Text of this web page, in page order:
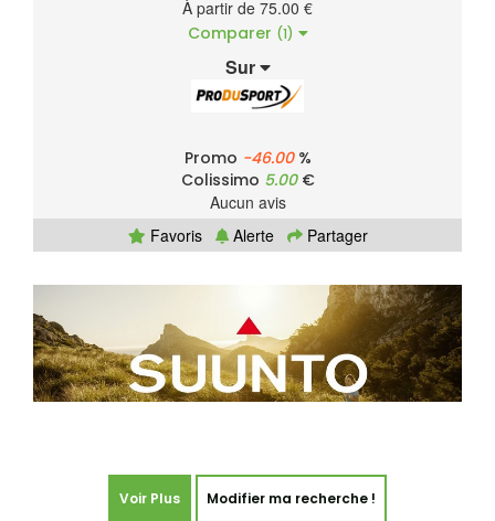
À partir de 75.00 €
Comparer (1)
Sur
Promo -46.00%
Colissimo 5.00€
Aucun avis
Favoris
Alerte Partager
Voir Plus Modifier ma recherche !